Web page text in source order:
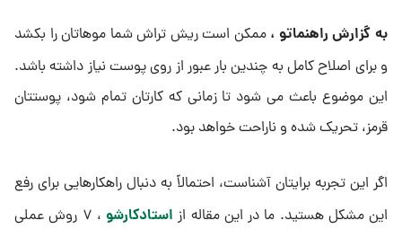
به گزارش راهنماتو ، ممکن است ریش تراش شما موهاتان را بکشد
و برای اصلاح کامل به چندین بار عبور از روی پوست نیاز داشته باشد.
این موضوع باعث می شود تا زمانی که کارتان تمام شود، پوستتان
قرمز، تحریک‌ شده و ناراحت خواهد بود.
اگر این تجربه برایتان آشناست، احتمالاً به دنبال راهکارهایی برای رفع
این مشکل هستید. ما در این مقاله از استادکارشو
، ۷ روش عملی